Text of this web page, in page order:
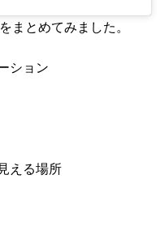
まとめてみました。
ション
える場所